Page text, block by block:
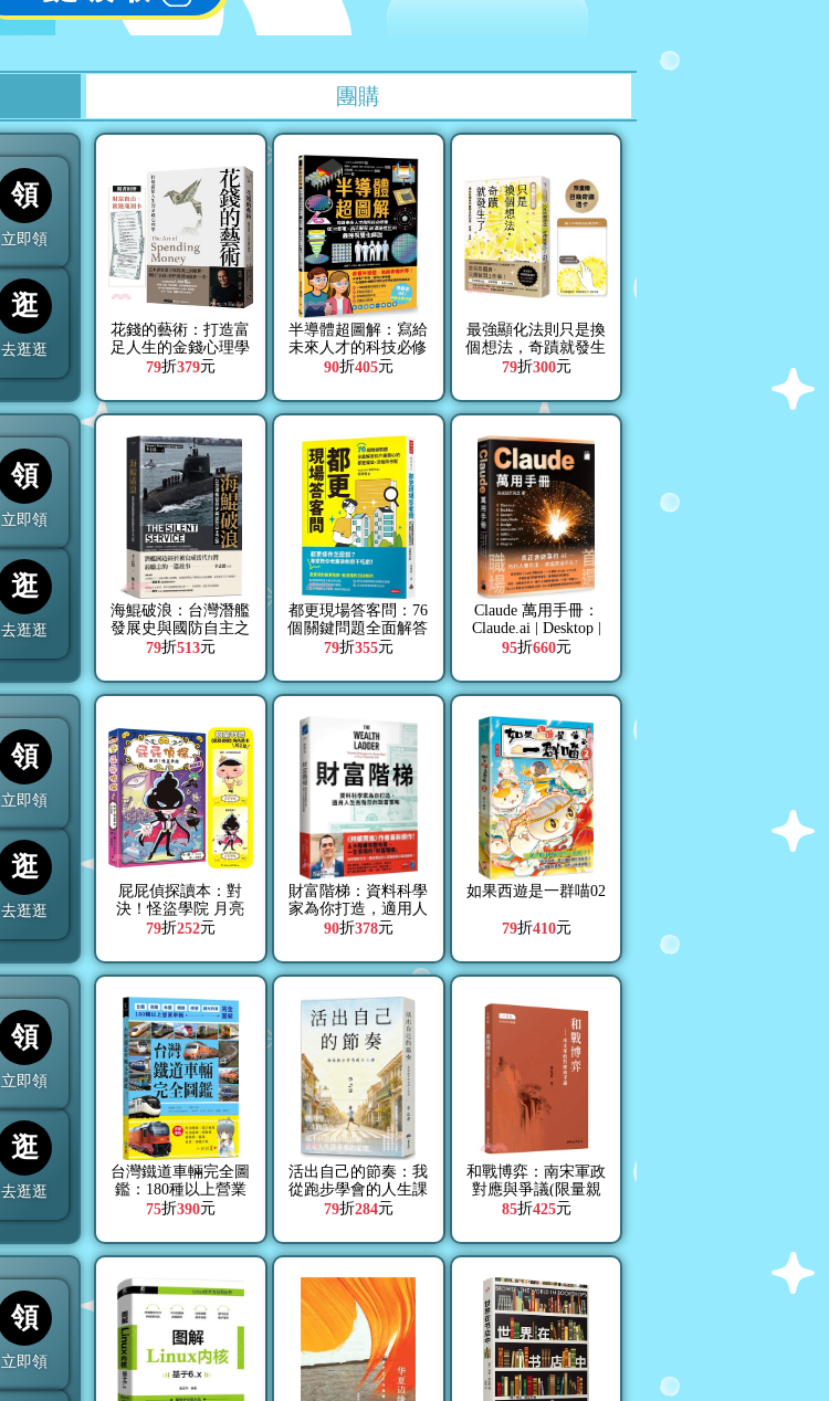
團購
領
立即領
逛
去逛逛
花錢的藝術：打造富
足人生的金錢心理學
【附贈財富自由．實
79折379元
半導體超圖解：寫給
未來人才的科技必修
課，從IC原理、晶片
強視覺化解說
90折405元
最強顯化法則只是換
個想法，奇蹟就發生
了：讓內在頻率與夢
直來【限量附「召喚
奇蹟透卡」】
79折300元
領
立即領
逛
去逛逛
海鯤破浪：台灣潛艦
發展史與國防自主之
路
79折513元
都更現場答客問：76
個關鍵問題全面解答
住戶最關心的都更權
79折355元
Claude 萬用手冊：
Claude.ai | Desktop |
Cowork | Code Mode |
Use | Skills |
Connectors | Plugins
95折660元
領
立即領
逛
去逛逛
屁屁偵探讀本：對
決！怪盜學院 月亮
篇【限量特贈《屁屁
款)】
79折252元
財富階梯：資料科學
家為你打造，適用人
生各階段的致富策略
90折378元
如果西遊是一群喵02
79折410元
領
立即領
逛
去逛逛
台灣鐵道車輛完全圖
鑑：180種以上營業
車輛詳盡介紹
75折390元
活出自己的節奏：我
從跑步學會的人生課
79折284元
和戰博弈：南宋軍政
對應與爭議(限量親
簽版)
85折425元
領
立即領